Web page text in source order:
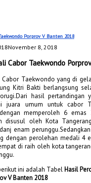
Porprov V Banten 2018
November 8, 2018
Cabor Taekwondo
Cabor Taekwondo yang di
Kitri Bakti berlangsung
hasil pertandingan
juara umum untuk cabor
memperoleh 6
disusul oleh Kota
enam
dengan perolehan medali 4
di raih oleh kota
ini adalah Tabel Hasil
V Banten 2018